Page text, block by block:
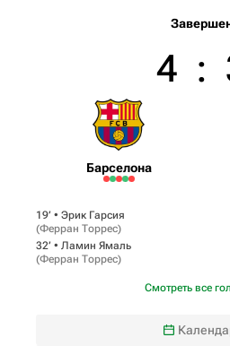
Барселона
4 :
19‎’‎ • Эрик Гарсия
(Ферран Торрес)
32‎’‎ • Ламин Ямаль
(Ферран Торрес)
Смотреть все